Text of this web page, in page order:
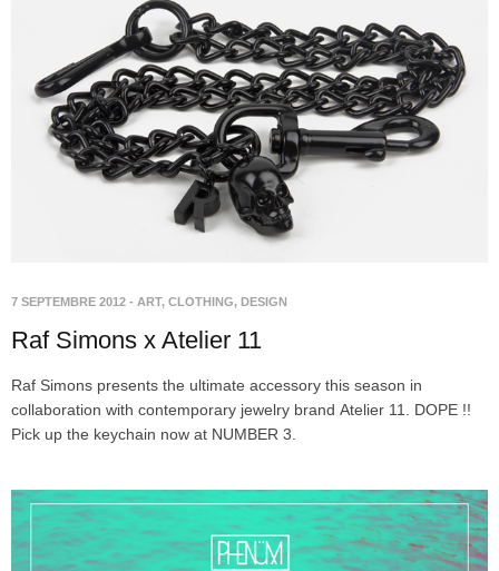
7 SEPTEMBRE 2012 - ART, CLOTHING, DESIGN
Raf Simons x Atelier 11
Raf Simons presents the ultimate accessory this season in
collaboration with contemporary jewelry brand Atelier 11. DOPE !!
Pick up the keychain now at NUMBER 3.